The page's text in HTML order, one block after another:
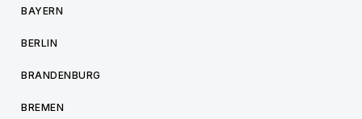
BAYERN
BERLIN
BRANDENBURG
BREMEN